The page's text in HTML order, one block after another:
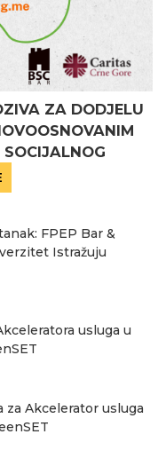
ZA DODJELU
FPEP Bar &
Istražuju
usluga u
za Akcelerator usluga